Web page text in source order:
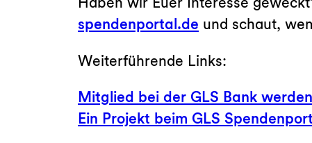
spendenportal.de und schaut,
Weiterführende Links:
Mitglied bei der GLS Bank
Ein Projekt beim GLS